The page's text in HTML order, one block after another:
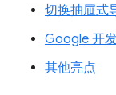
切换抽屉式
Google 开
其他亮点